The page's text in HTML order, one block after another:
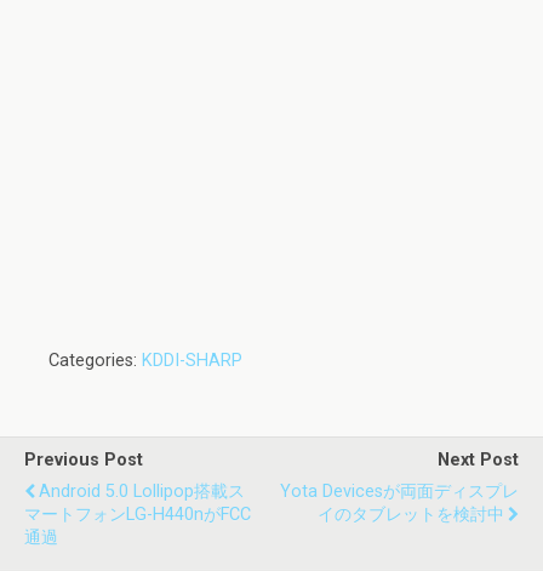
Categories: KDDI-SHARP
Previous Post
Android 5.0 Lollipop搭載ス
マートフォンLG-H440nがFCC
通過
Next Post
Yota Devicesが両面ディスプレ
イのタブレットを検討中